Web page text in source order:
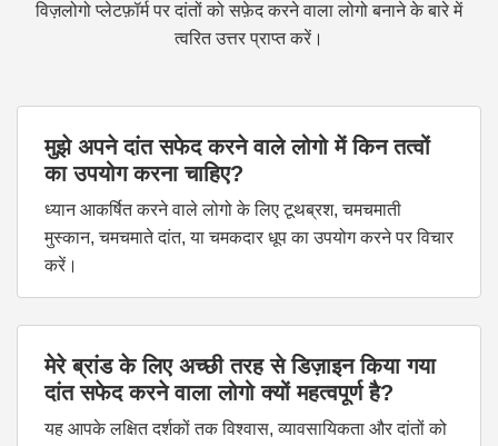
विज़लोगो प्लेटफ़ॉर्म पर दांतों को सफ़ेद करने वाला लोगो बनाने के बारे में
त्वरित उत्तर प्राप्त करें।
मुझे अपने दांत सफेद करने वाले लोगो में किन तत्वों
का उपयोग करना चाहिए?
ध्यान आकर्षित करने वाले लोगो के लिए टूथब्रश, चमचमाती
मुस्कान, चमचमाते दांत, या चमकदार धूप का उपयोग करने पर विचार
करें।
मेरे ब्रांड के लिए अच्छी तरह से डिज़ाइन किया गया
दांत सफेद करने वाला लोगो क्यों महत्वपूर्ण है?
यह आपके लक्षित दर्शकों तक विश्वास, व्यावसायिकता और दांतों को